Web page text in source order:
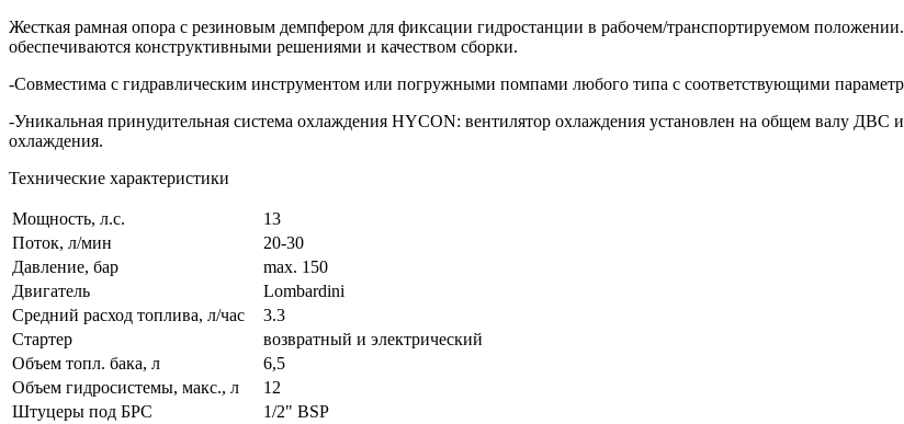
Жесткая рамная опора с резиновым демпфером для фиксации гидростанции в рабочем/транспортируемом положении.
обеспечиваются конструктивными решениями и качеством сборки.
-Совместима с гидравлическим инструментом или погружными помпами любого типа с соответствующими
-Уникальная принудительная система охлаждения HYCON: вентилятор охлаждения установлен на общем валу ДВС
охлаждения.
Технические характеристики
Мощность, л.с.
13
Поток, л/мин
20-30
Давление, бар
max. 150
Двигатель
Lombardini
Средний расход топлива, л/час
3.3
Стартер
возвратный и электрический
Объем топл. бака, л
6,5
Объем гидросистемы, макс., л
12
Штуцеры под БРС
1/2" BSP